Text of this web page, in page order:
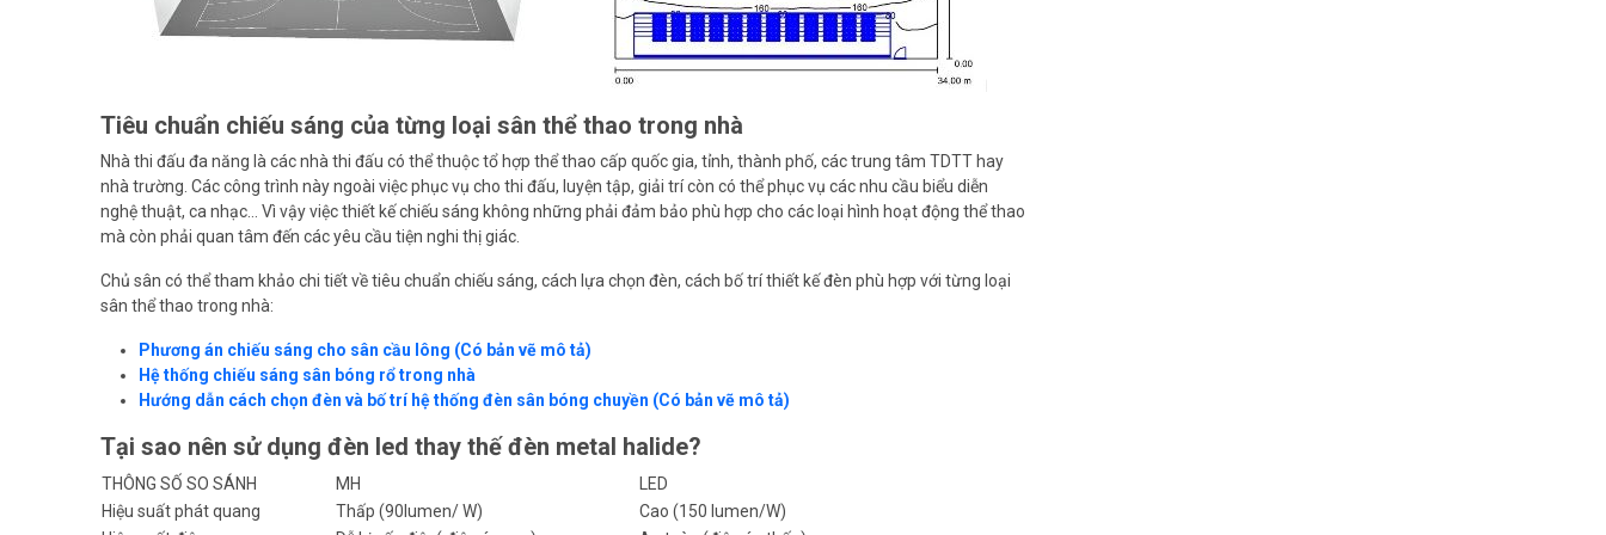
Tiêu chuẩn chiếu sáng của từng loại sân thể thao trong nhà
Nhà thi đấu đa năng là các nhà thi đấu có thể thuộc tổ hợp thể thao cấp quốc gia, tỉnh, thành phố, các trung tâm TDTT hay
nhà trường. Các công trình này ngoài việc phục vụ cho thi đấu, luyện tập, giải trí còn có thể phục vụ các nhu cầu biểu diễn
nghệ thuật, ca nhạc… Vì vậy việc thiết kế chiếu sáng không những phải đảm bảo phù hợp cho các loại hình hoạt động thể thao
mà còn phải quan tâm đến các yêu cầu tiện nghi thị giác.
Chủ sân có thể tham khảo chi tiết về tiêu chuẩn chiếu sáng, cách lựa chọn đèn, cách bố trí thiết kế đèn phù hợp với từng loại
sân thể thao trong nhà:
Phương án chiếu sáng cho sân cầu lông (Có bản vẽ mô tả)
Hệ thống chiếu sáng sân bóng rổ trong nhà
Hướng dẫn cách chọn đèn và bố trí hệ thống đèn sân bóng chuyền (Có bản vẽ mô tả)
Tại sao nên sử dụng đèn led thay thế đèn metal halide?
THÔNG SỐ SO SÁNH MH
LED
Hiệu suất phát quang
Thấp (90lumen/ W)
Cao (150 lumen/W)